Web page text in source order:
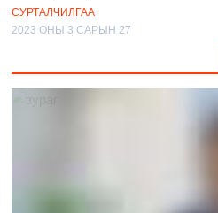
СУРТАЛЧИЛГАА
2023 ОНЫ 3 САРЫН 27